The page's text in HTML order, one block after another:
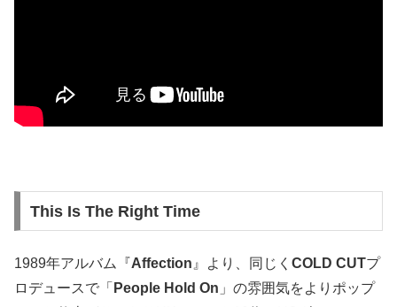
This Is The Right Time
1989年アルバム『Affection 』より、同じく COLD CUTプ
ロデュースで「 People Hold On 」の雰囲気をよりポップ